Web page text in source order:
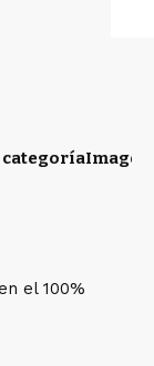
categoríaImagen
el 100%